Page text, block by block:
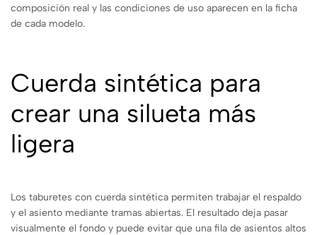
composición real y las condiciones de uso aparecen en la ficha
de cada modelo.
Cuerda sintética para
crear una silueta más
ligera
Los taburetes con cuerda sintética permiten trabajar el respaldo
y el asiento mediante tramas abiertas. El resultado deja pasar
visualmente el fondo y puede evitar que una fila de asientos altos